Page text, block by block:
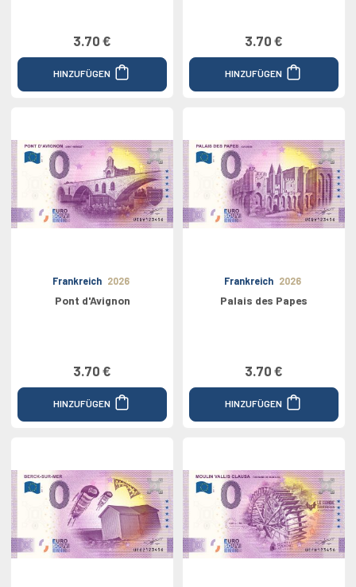
3.70 €
HINZUFÜGEN
3.70 €
HINZUFÜGEN
Frankreich 2026
Pont d'Avignon
3.70 €
HINZUFÜGEN
Frankreich 2026
Palais des Papes
3.70 €
HINZUFÜGEN